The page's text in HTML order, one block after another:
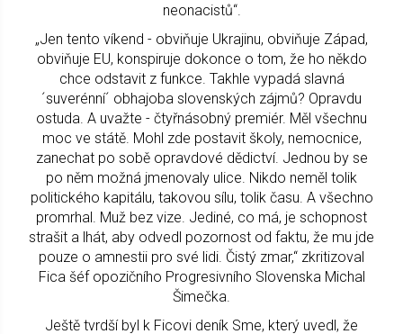
neonacistů“.
„Jen tento víkend - obviňuje Ukrajinu, obviňuje Západ,
obviňuje EU, konspiruje dokonce o tom, že ho někdo
chce odstavit z funkce. Takhle vypadá slavná
´suverénní´ obhajoba slovenských zájmů? Opravdu
ostuda. A uvažte - čtyřnásobný premiér. Měl všechnu
moc ve státě. Mohl zde postavit školy, nemocnice,
zanechat po sobě opravdové dědictví. Jednou by se
po něm možná jmenovaly ulice. Nikdo neměl tolik
politického kapitálu, takovou sílu, tolik času. A všechno
promrhal. Muž bez vize. Jediné, co má, je schopnost
strašit a lhát, aby odvedl pozornost od faktu, že mu jde
pouze o amnestii pro své lidi. Čistý zmar,“ zkritizoval
Fica šéf opozičního Progresivního Slovenska Michal
Šimečka.
Ještě tvrdší byl k Ficovi deník Sme, který uvedl, že